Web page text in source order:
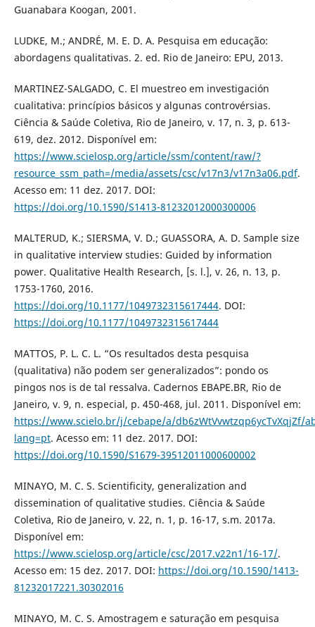
Guanabara Koogan, 2001.
LUDKE, M.; ANDRÉ, M. E. D. A. Pesquisa em educação:
abordagens qualitativas. 2. ed. Rio de Janeiro: EPU, 2013.
MARTINEZ-SALGADO, C. El muestreo em investigación
cualitativa: princípios básicos y algunas controvérsias.
Ciência & Saúde Coletiva, Rio de Janeiro, v. 17, n. 3, p. 613-
619, dez. 2012. Disponível em:
https://www.scielosp.org/article/ssm/content/raw/?
resource_ssm_path=/media/assets/csc/v17n3/v17n3a06.pdf.
Acesso em: 11 dez. 2017. DOI:
https://doi.org/10.1590/S1413-81232012000300006
MALTERUD, K.; SIERSMA, V. D.; GUASSORA, A. D. Sample size
in qualitative interview studies: Guided by information
power. Qualitative Health Research, [s. l.], v. 26, n. 13, p.
1753-1760, 2016.
https://doi.org/10.1177/1049732315617444. DOI:
https://doi.org/10.1177/1049732315617444
MATTOS, P. L. C. L. “Os resultados desta pesquisa
(qualitativa) não podem ser generalizados”: pondo os
pingos nos is de tal ressalva. Cadernos EBAPE.BR, Rio de
Janeiro, v. 9, n. especial, p. 450-468, jul. 2011. Disponível em:
https://www.scielo.br/j/cebape/a/db6zWtVvwtzqp6ycTvXqjZf/
lang=pt. Acesso em: 11 dez. 2017. DOI:
https://doi.org/10.1590/S1679-39512011000600002
MINAYO, M. C. S. Scientificity, generalization and
dissemination of qualitative studies. Ciência & Saúde
Coletiva, Rio de Janeiro, v. 22, n. 1, p. 16-17, s.m. 2017a.
Disponível em:
https://www.scielosp.org/article/csc/2017.v22n1/16-17/.
Acesso em: 15 dez. 2017. DOI: https://doi.org/10.1590/1413-
81232017221.30302016
MINAYO, M. C. S. Amostragem e saturação em pesquisa